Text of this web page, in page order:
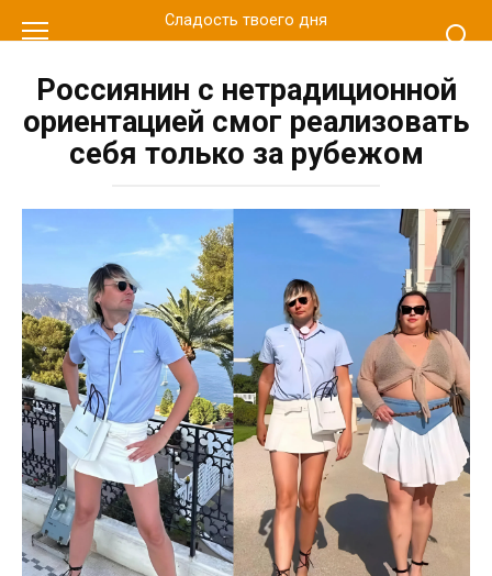
к
Сладость твоего дня
Россиянин с нетрадиционной
ориентацией смог реализовать
себя только за рубежом